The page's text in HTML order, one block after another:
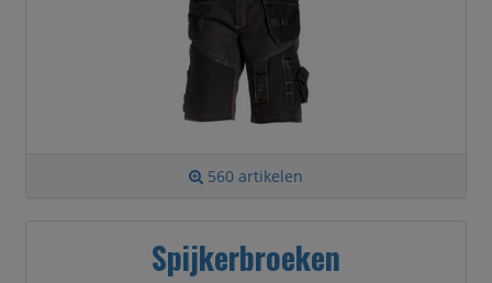
560 artikelen
Spijkerbroeken